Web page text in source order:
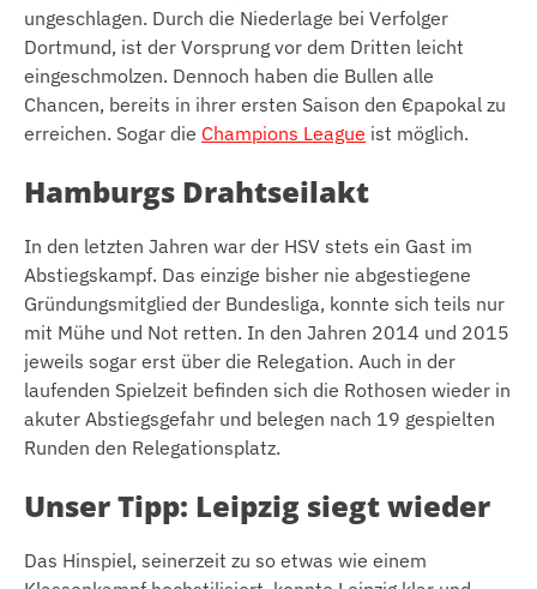
ungeschlagen. Durch die Niederlage bei Verfolger
Dortmund, ist der Vorsprung vor dem Dritten leicht
eingeschmolzen. Dennoch haben die Bullen alle
Chancen, bereits in ihrer ersten Saison den €papokal zu
erreichen. Sogar die Champions League ist möglich.
Hamburgs Drahtseilakt
In den letzten Jahren war der HSV stets ein Gast im
Abstiegskampf. Das einzige bisher nie abgestiegene
Gründungsmitglied der Bundesliga, konnte sich teils nur
mit Mühe und Not retten. In den Jahren 2014 und 2015
jeweils sogar erst über die Relegation. Auch in der
laufenden Spielzeit befinden sich die Rothosen wieder in
akuter Abstiegsgefahr und belegen nach 19 gespielten
Runden den Relegationsplatz.
Unser Tipp: Leipzig siegt wieder
Das Hinspiel, seinerzeit zu so etwas wie einem